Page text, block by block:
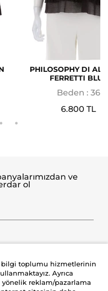
PHILOSOPHY DI
FERRETTI BLUZ
Beden : 36
6.800 TL
ve
ol
bilgi toplumu hizmetlerinin
Ayrıca
reklam/pazarlama